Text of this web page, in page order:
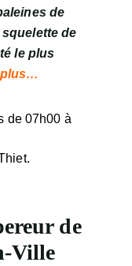
de
de
le plus
de 07h00 à
de
Ville